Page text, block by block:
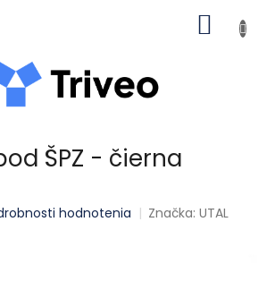
ŠPZ - čierna
produktu je 0,0 z 5 hviezdičiek.
hodnotenia Značka:UTAL